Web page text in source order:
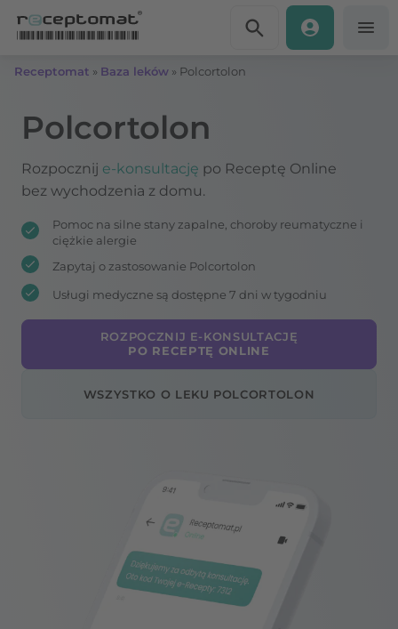
Receptomat » Baza leków » Polcortolon
Polcortolon
Rozpocznij e-konsultację po Receptę Online
bez wychodzenia z domu.
Pomoc na silne stany zapalne, choroby reumatyczne i
ciężkie alergie
Zapytaj o zastosowanie Polcortolon
Usługi medyczne są dostępne 7 dni w tygodniu
ROZPOCZNIJ E-KONSULTACJĘ
PO RECEPTĘ ONLINE
WSZYSTKO O LEKU POLCORTOLON